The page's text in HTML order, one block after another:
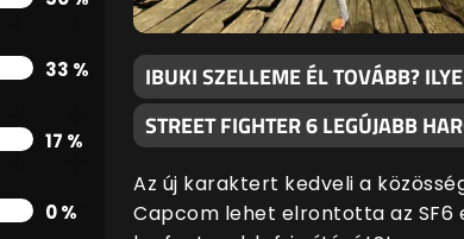
33 %
17 %
0 %
IBUKI SZELLEME ÉL TOVÁBB?
STREET FIGHTER 6 LEGÚJABB
Az új karaktert kedveli a
Capcom lehet elrontotta az SF6